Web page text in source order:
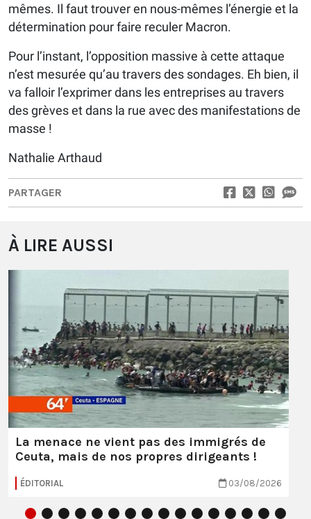
mêmes. Il faut trouver en nous-mêmes l’énergie et la
détermination pour faire reculer Macron.
Pour l’instant, l’opposition massive à cette attaque
n’est mesurée qu’au travers des sondages. Eh bien, il
va falloir l’exprimer dans les entreprises au travers
des grèves et dans la rue avec des manifestations de
masse !
Nathalie Arthaud
PARTAGER
À LIRE AUSSI
La menace ne vient pas des immigrés de
Ceuta, mais de nos propres dirigeants !
ÉDITORIAL 03/08/2026